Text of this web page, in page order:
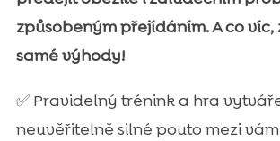
způsobeným přejídáním. A co víc,
samé výhody!
✅ Pravidelný trénink a hra
neuvěřitelně silné pouto mezi